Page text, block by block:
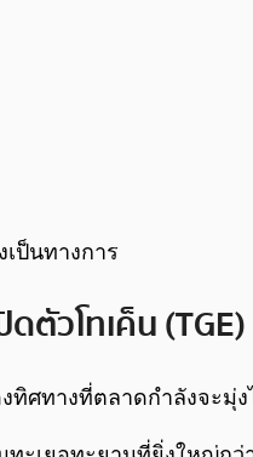
เป็นทางการ
ตัวโทเค็น (TGE)
ทิศทางที่ตลาดกำลังจะมุ่ง